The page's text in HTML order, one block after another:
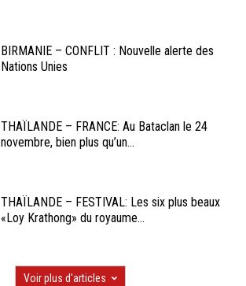
BIRMANIE – CONFLIT : Nouvelle alerte des
Nations Unies
THAÏLANDE – FRANCE: Au Bataclan le 24
novembre, bien plus qu’un...
THAÏLANDE – FESTIVAL: Les six plus beaux
«Loy Krathong» du royaume...
Voir plus d'articles